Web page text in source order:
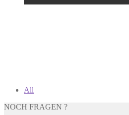
All
NOCH FRAGEN ?